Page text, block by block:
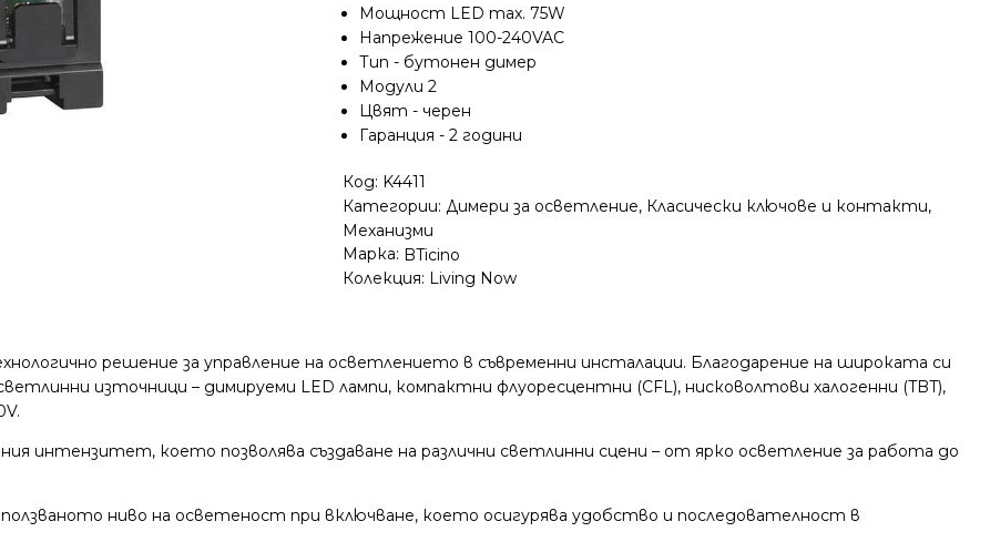
Мощност LED max. 75W
Напрежение 100-240VAC
Тип - бутонен димер
Модули 2
Цвят - черен
Гаранция - 2 години
Код: K4411
Категории: Димери за осветление, Класически ключове и контакти,
Механизми
Марка: BTicino
Колекция: Living Now
решение за управление на осветлението в съвременни инсталации. Благодарение на широката си
източници – димируеми LED лампи, компактни флуоресцентни (CFL), нисковолтови халогенни (TBT),
интензитет, което позволява създаване на различни светлинни сцени – от ярко осветление за работа до
ниво на осветеност при включване, което осигурява удобство и последователност в